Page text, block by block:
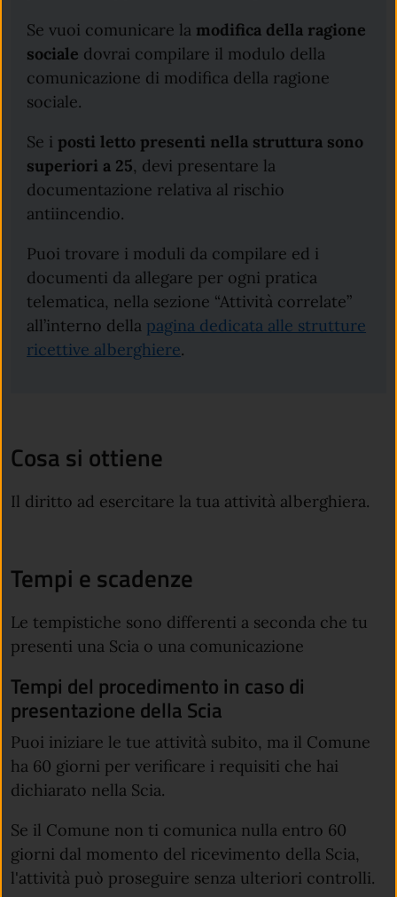
Se vuoi comunicare la modifica della ragione
sociale dovrai compilare il modulo della
comunicazione di modifica della ragione
sociale.
Se i posti letto presenti nella struttura sono
superiori a 25, devi presentare la
documentazione relativa al rischio
antiincendio.
Puoi trovare i moduli da compilare ed i
documenti da allegare per ogni pratica
telematica, nella sezione “Attività correlate”
all’interno della pagina dedicata alle strutture
ricettive alberghiere.
Cosa si ottiene
Il diritto ad esercitare la tua attività alberghiera.
Tempi e scadenze
Le tempistiche sono differenti a seconda che tu
presenti una Scia o una comunicazione
Tempi del procedimento in caso di
presentazione della Scia
Puoi iniziare le tue attività subito, ma il Comune
ha 60 giorni per verificare i requisiti che hai
dichiarato nella Scia.
Se il Comune non ti comunica nulla entro 60
giorni dal momento del ricevimento della Scia,
l'attività può proseguire senza ulteriori controlli.